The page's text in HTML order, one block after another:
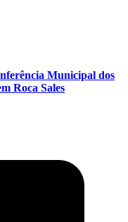
Municipal dos
Roca Sales